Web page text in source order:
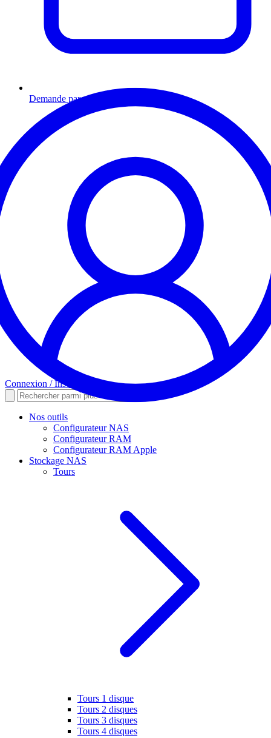
Demande par email
Connexion / Inscription
Nos outils
Configurateur NAS
Configurateur RAM
Configurateur RAM Apple
Stockage NAS
Tours
Tours 1 disque
Tours 2 disques
Tours 3 disques
Tours 4 disques